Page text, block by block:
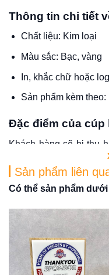
Thông tin chi tiết
Chất liệu: Kim loại
Màu sắc: Bạc, vàng
In, khắc chữ hoặc
Sản phẩm kèm
Đặc điểm của cúp
Khách hàng sẽ bị thu
đẹp đơn giản và
liệu kim loại mạ bạc
và chi tiết đã giúp sản
người chơi golf được
miêu tả lại dáng vẻ khi
Mục đích sử dụng
Sản phẩm liên
Có thể sản phẩm